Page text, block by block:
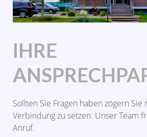
IHRE
Sollten Sie Fragen haben zögern
Verbindung zu setzen. Unser Team
Anruf.